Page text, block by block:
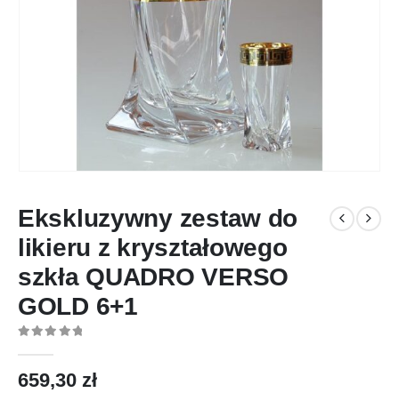
Ekskluzywny zestaw do
likieru z kryształowego
szkła QUADRO VERSO
GOLD 6+1
659,30 zł